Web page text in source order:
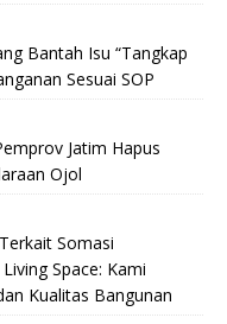
Bantah Isu “Tangkap
Sesuai SOP
Jatim Hapus
Ojol
Somasi
Space: Kami
Kualitas Bangunan